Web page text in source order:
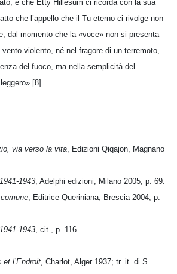
e che Etty Hillesum ci ricorda con la sua
che l’appello che il Tu eterno ci rivolge non
dal momento che la «voce» non si presenta
violento, né nel fragore di un terremoto,
del fuoco, ma nella semplicità del
via verso la vita , Edizioni Qiqajon, Magnano
1943 , Adelphi edizioni, Milano 2005, p. 69.
, Editrice Queriniana, Brescia 2004, p.
1943 , cit., p. 116.
et l’Endroit , Charlot, Alger 1937; tr. it. di S.